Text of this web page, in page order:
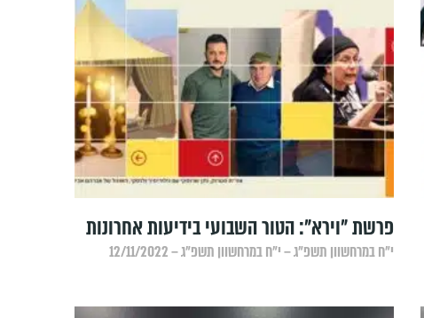
פרשת "וירא": הטור השבועי בידיעות אחרונות
י״ח במרחשוון תשפ״ג – י״ח במרחשוון תשפ״ג – 12/11/2022